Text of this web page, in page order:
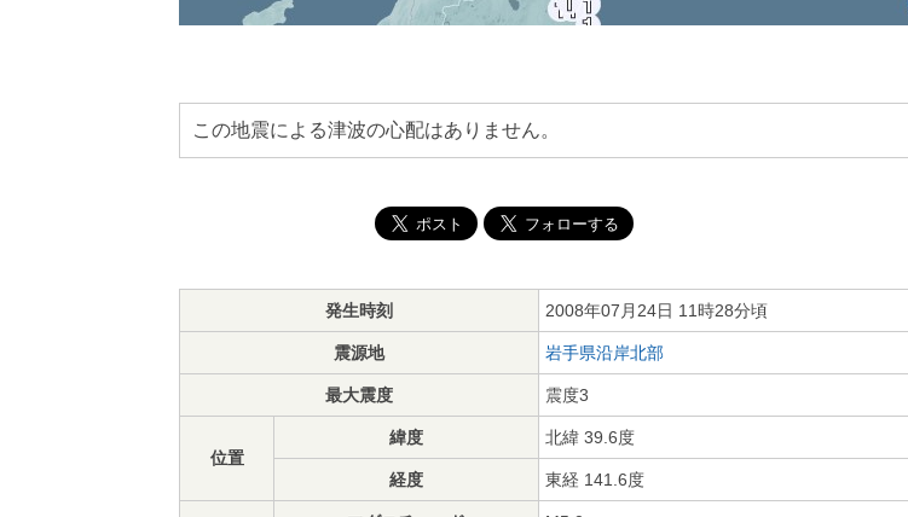
この地震による津波の心配はありません。
発生時刻 2008年07月24日 11時28分頃
震源地 岩手県沿岸北部
最大震度 震度3
位置
緯度 北緯 39.6度
経度 東経 141.6度